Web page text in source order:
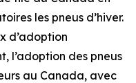
les pneus d’hiver.
d’adoption
l’adoption des pneus
au Canada, avec